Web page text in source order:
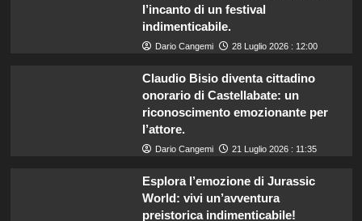
l’incanto di un festival
indimenticabile.
Dario Cangemi 28 Luglio 2026 : 12:00
Claudio Bisio diventa cittadino
onorario di Castellabate: un
riconoscimento emozionante per
l’attore.
Dario Cangemi 21 Luglio 2026 : 11:35
Esplora l’emozione di Jurassic
World: vivi un’avventura
preistorica indimenticabile!